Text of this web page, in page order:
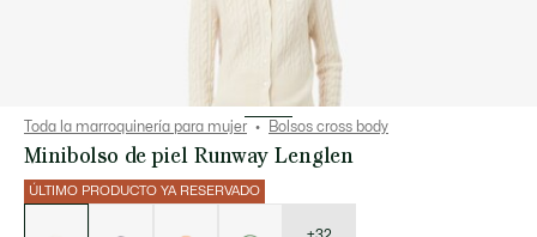
Toda la marroquinería para mujer Bolsos cross body
Minibolso de piel Runway Lenglen
ÚLTIMO PRODUCTO YA RESERVADO